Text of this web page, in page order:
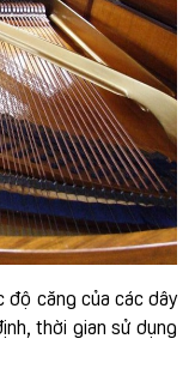
độ căng của các dây
thời gian sử dụng